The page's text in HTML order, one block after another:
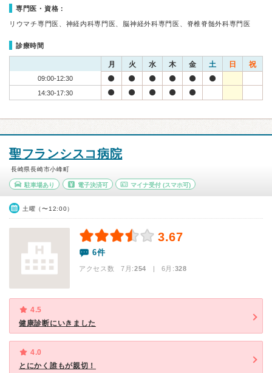
専門医・資格：
リウマチ専門医、神経内科専門医、脳神経外科専門医、脊椎脊髄外科専門医
診療時間
月 火 水 木 金 土 日 祝
09:00-12:30
14:30-17:30
聖フランシスコ病院
長崎県長崎市小峰町
駐車場あり 電子決済可 マイナ受付 (スマホ可)
土曜（〜12:00）
3.67
6件
アクセス数 7月:254 | 6月:328
4.5
健康診断にいきました
4.0
とにかく誰もが親切！